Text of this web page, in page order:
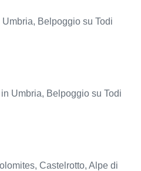
Belpoggio su Todi
Umbria, Belpoggio su Todi
Castelrotto, Alpe di